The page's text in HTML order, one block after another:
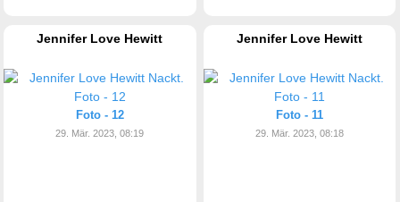
Jennifer Love Hewitt
Foto - 12
29. Mär. 2023, 08:19
Jennifer Love Hewitt
Foto - 11
29. Mär. 2023, 08:18